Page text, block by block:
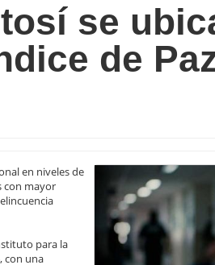
se
de
en niveles de
con mayor
para la
con una